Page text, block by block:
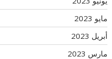
مايو 2023
أبريل 2023
مارس 2023